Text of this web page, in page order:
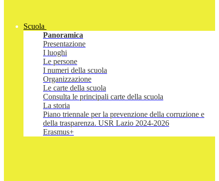
Scuola
Panoramica
Presentazione
I luoghi
Le persone
I numeri della scuola
Organizzazione
Le carte della scuola
Consulta le principali carte della scuola
La storia
Piano triennale per la prevenzione della corruzione e
della trasparenza. USR Lazio 2024-2026
Erasmus+